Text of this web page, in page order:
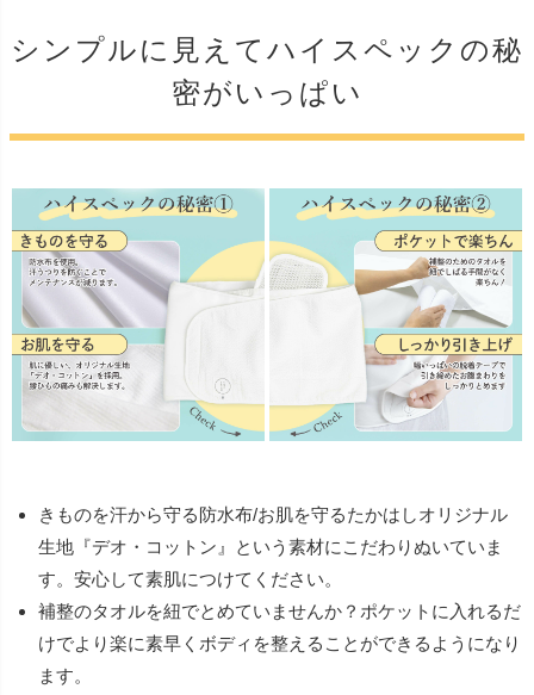
シンプルに見えてハイスペックの秘
密がいっぱい
きものを汗から守る防水布/お肌を守るたかはしオリジナル
生地『デオ・コットン』という素材にこだわりぬいていま
す。安心して素肌につけてください。
補整のタオルを紐でとめていませんか？ポケットに入れるだ
けでより楽に素早くボディを整えることができるようになり
ます。